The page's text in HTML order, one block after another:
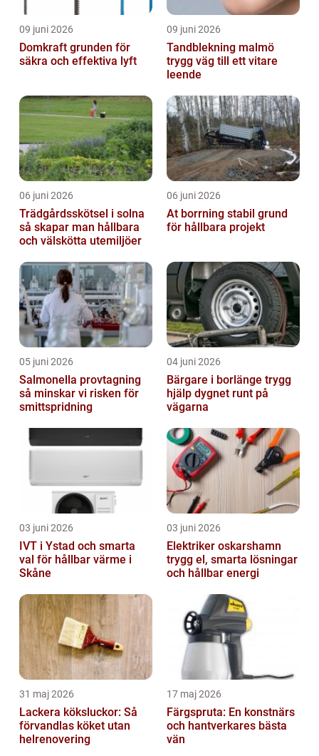
09 juni 2026
Domkraft grunden för
säkra och effektiva lyft
09 juni 2026
Tandblekning malmö
trygg väg till ett vitare
leende
06 juni 2026
Trädgårdsskötsel i solna
så skapar man hållbara
och välskötta utemiljöer
06 juni 2026
At borrning stabil grund
för hållbara projekt
05 juni 2026
Salmonella provtagning
så minskar vi risken för
smittspridning
04 juni 2026
Bärgare i borlänge trygg
hjälp dygnet runt på
vägarna
03 juni 2026
IVT i Ystad och smarta
val för hållbar värme i
Skåne
03 juni 2026
Elektriker oskarshamn
trygg el, smarta lösningar
och hållbar energi
31 maj 2026
Lackera köksluckor: Så
förvandlas köket utan
helrenovering
17 maj 2026
Färgspruta: En konstnärs
och hantverkares bästa
vän